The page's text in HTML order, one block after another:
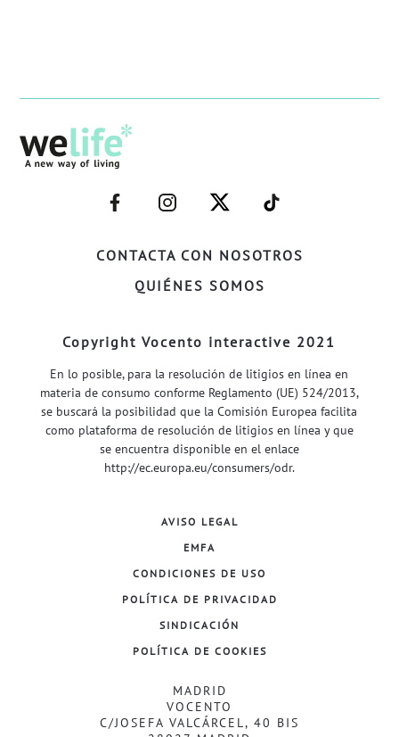
CONTACTA CON NOSOTROS
QUIÉNES SOMOS
–
FACEBOOK–
–
INSTAGRAM–
–
TWITTER–
–
WELIFE–
Copyright Vocento interactive 2021
En lo posible, para la resolución de litigios en línea en
materia de consumo conforme Reglamento (UE) 524/2013,
se buscará la posibilidad que la Comisión Europea facilita
como plataforma de resolución de litigios en línea y que
se encuentra disponible en el enlace
http://ec.europa.eu/consumers/odr.
AVISO LEGAL
EMFA
CONDICIONES DE USO
POLÍTICA DE PRIVACIDAD
SINDICACIÓN
POLÍTICA DE COOKIES
MADRID
VOCENTO
C/JOSEFA VALCÁRCEL, 40 BIS